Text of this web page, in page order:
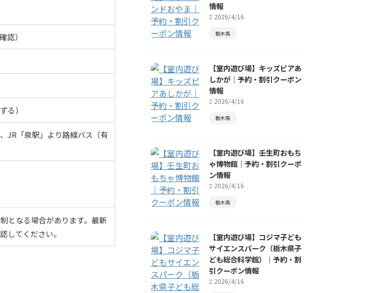
認）
る）
JR「泉駅」より路線バス（有
となる場合があります。最新
してください。
情報
2026/4/16
栃木県
【室内遊び場】キッズピアあ
しかが｜予約・割引クーポン
情報
2026/4/16
栃木県
【室内遊び場】壬生町おもち
ゃ博物館｜予約・割引クーポ
ン情報
2026/4/16
栃木県
【室内遊び場】コジマ子ども
サイエンスパーク（栃木県子
ども総合科学館）｜予約・割
引クーポン情報
2026/4/16